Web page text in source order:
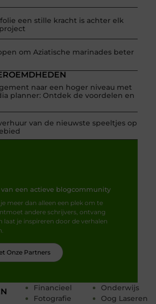
een stille kracht is achter elk
om Aziatische marinades beter
Financieel
Fotografie
Onderwijs
Oog Laseren
naar een hoger niveau met
planner: Ontdek de voordelen en
van de nieuwste speeltjes op
een actieve blogcommunity
meer dan alleen een plek om te
andere schrijvers, ontvang
laat je inspireren door de verhalen
Onze Partners